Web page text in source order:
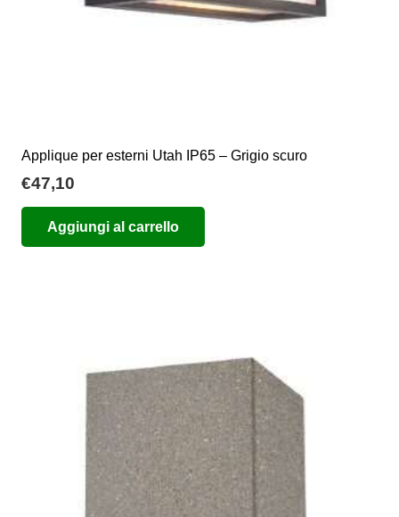
Applique per esterni Utah IP65 – Grigio scuro
€47,10
Aggiungi al carrello